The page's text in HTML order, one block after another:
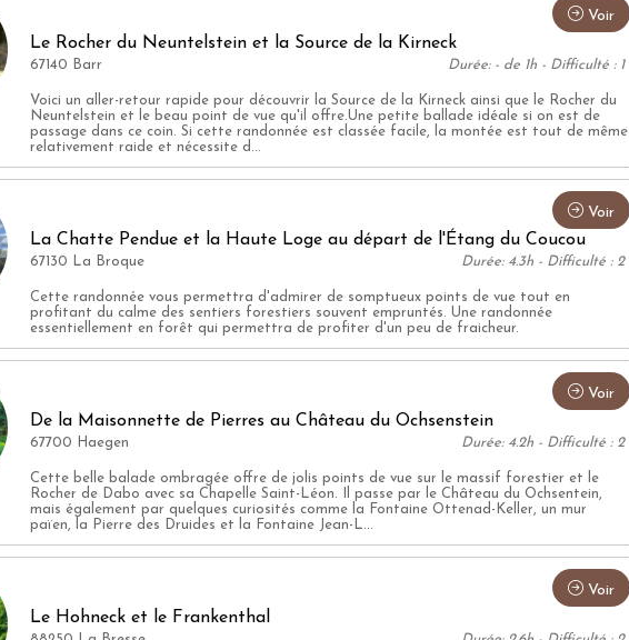
Voir
Le Rocher du Neuntelstein et la Source de la Kirneck
67140 Barr Durée: - de 1h - Difficulté : 1
Voici un aller-retour rapide pour découvrir la Source de la Kirneck ainsi que le Rocher du
Neuntelstein et le beau point de vue qu'il offre.Une petite ballade idéale si on est de
passage dans ce coin. Si cette randonnée est classée facile, la montée est tout de même
relativement raide et nécessite d...
Voir
La Chatte Pendue et la Haute Loge au départ de l'Étang du Coucou
67130 La Broque Durée: 4.3h - Difficulté : 2
Cette randonnée vous permettra d'admirer de somptueux points de vue tout en
profitant du calme des sentiers forestiers souvent empruntés. Une randonnée
essentiellement en forêt qui permettra de profiter d'un peu de fraicheur.
Voir
De la Maisonnette de Pierres au Château du Ochsenstein
67700 Haegen Durée: 4.2h - Difficulté : 2
Cette belle balade ombragée offre de jolis points de vue sur le massif forestier et le
Rocher de Dabo avec sa Chapelle Saint-Léon. Il passe par le Château du Ochsentein,
mais également par quelques curiosités comme la Fontaine Ottenad-Keller, un mur
païen, la Pierre des Druides et la Fontaine Jean-L...
Voir
Le Hohneck et le Frankenthal